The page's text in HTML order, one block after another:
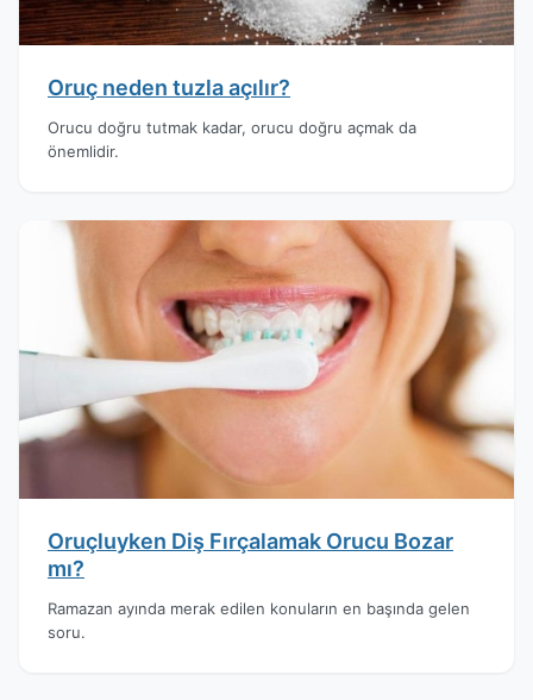
Oruç neden tuzla açılır?
Orucu doğru tutmak kadar, orucu doğru açmak da
önemlidir.
Oruçluyken Diş Fırçalamak Orucu Bozar
mı?
Ramazan ayında merak edilen konuların en başında gelen
soru.